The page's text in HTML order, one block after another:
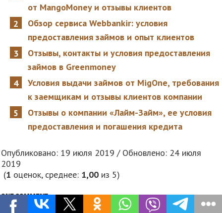
от MangoMoney и отзывы клиентов
Обзор сервиса Webbankir: условия
предоставления займов и опыт клиентов
Отзывы, контакты и условия предоставления
займов в Greenmoney
Условия выдачи займов от MigOne, требования
к заемщикам и отзывы клиентов компании
Отзывы о компании «Лайм-Займ», ее условия
предоставления и погашения кредита
Опубликовано: 19 июля 2019 / Обновлено: 24 июля
2019
(1 оценок, среднее: 1,00 из 5)
One comment